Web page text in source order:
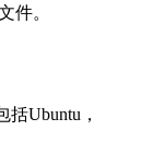
件。
Ubuntu，